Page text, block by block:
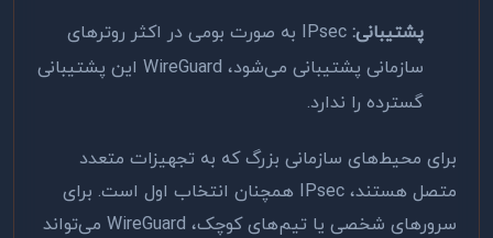
پشتیبانی:
IPsec به صورت بومی در اکثر روترهای
سازمانی پشتیبانی می‌شود، WireGuard این پشتیبانی
گسترده را ندارد.
برای محیط‌های سازمانی بزرگ که به تجهیزات متعدد
متصل هستند، IPsec همچنان انتخاب اول است. برای
سرورهای شخصی یا تیم‌های کوچک، WireGuard می‌تواند